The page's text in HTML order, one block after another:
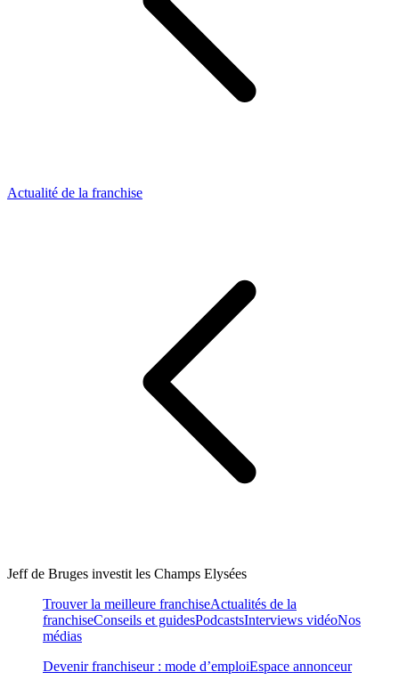
Actualité de la franchise
Jeff de Bruges investit les Champs Elysées
Trouver la meilleure franchiseActualités de la
franchiseConseils et guidesPodcastsInterviews vidéoNos
médias
Devenir franchiseur : mode d’emploiEspace annonceur